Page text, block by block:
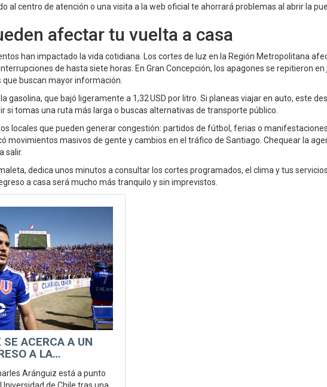
al centro de atención o una visita a la web oficial te ahorrará problemas al abrir la
afectar tu vuelta a casa
han impactado la vida cotidiana. Los cortes de luz en la Región Metropolitana
de hasta siete horas. En Gran Concepción, los apagones se repitieron en
buscan mayor información.
gasolina, que bajó ligeramente a 1,32 USD por litro. Si planeas viajar en auto, este
si tomas una ruta más larga o buscas alternativas de transporte público.
locales que pueden generar congestión: partidos de fútbol, ferias o
movimientos masivos de gente y cambios en el tráfico de Santiago. Chequear la
salir.
dedica unos minutos a consultar los cortes programados, el clima y tus
a casa será mucho más tranquilo y sin imprevistos.
ACERCA A UN
A LA
Aránguiz está a punto